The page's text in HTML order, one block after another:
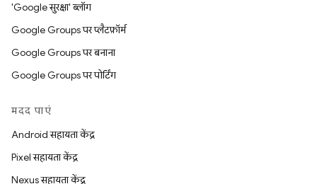
'Google सुरक्षा' ब्लॉग
Google Groups पर प्लैटफ़ॉर्म
Google Groups पर बनाना
Google Groups पर पोर्टिंग
मदद पाएं
Android सहायता केंद्र
Pixel सहायता केंद्र
Nexus सहायता केंद्र